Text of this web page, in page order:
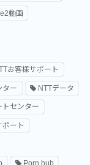
動画
お客様サポート
ター NTTデータ
トセンター
ポート
Porn hub